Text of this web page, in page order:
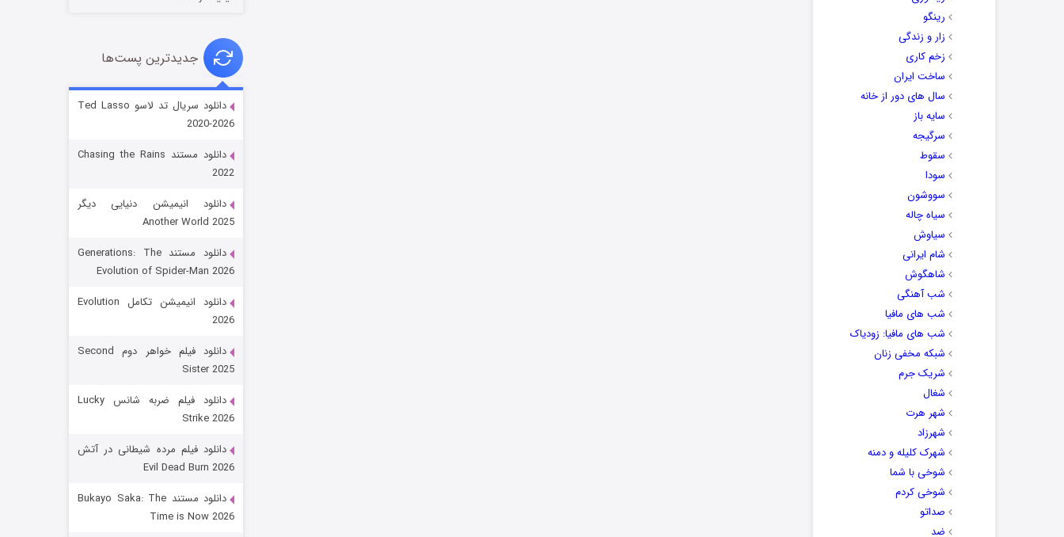
رینگو
زار و زندگی
زخم کاری
ساخت ایران
سال های دور از خانه
سایه باز
سرگیجه
سقوط
سودا
سووشون
سیاه چاله
سیاوش
شام ایرانی
شاهگوش
شب آهنگی
شب های مافیا
شب های مافیا: زودیاک
شبکه مخفی زنان
شریک جرم
شغال
شهر هرت
شهرزاد
شهرک کلیله و دمنه
شوخی با شما
شوخی کردم
صداتو
ضد
قسمت
رویایی برای تو
قسمت
جدیدترین پست‌ها
دانلود سریال تد لاسو Ted Lasso
2020-2026
دانلود مستند Chasing the Rains
2022
دانلود انیمیشن دنیایی دیگر
Another World 2025
دانلود مستند Generations: The
Evolution of Spider-Man 2026
دانلود انیمیشن تکامل Evolution
2026
دانلود فیلم خواهر دوم Second
Sister 2025
دانلود فیلم ضربه شانس Lucky
Strike 2026
دانلود فیلم مرده شیطانی در آتش
Evil Dead Burn 2026
دانلود مستند Bukayo Saka: The
Time is Now 2026